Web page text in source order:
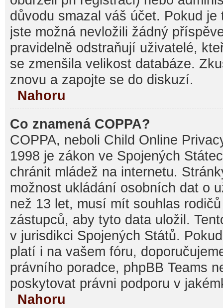
důvodu smazal váš účet. Pokud
jste možná nevložili žádný
pravidelně odstraňují uživatelé,
se zmenšila velikost databáze.
znovu a zapojte se do diskuzí.
Nahoru
Co znamená COPPA?
COPPA, neboli Child Online
1998 je zákon ve Spojených
chránit mládež na internetu.
možnost ukládání osobních dat o
než 13 let, musí mít souhlas
zástupců, aby tyto data uložil.
v jurisdikci Spojených Států.
platí i na vašem fóru,
právního poradce, phpBB Teams
poskytovat právni podporu v
Nahoru